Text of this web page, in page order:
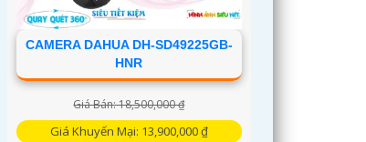
CAMERA DAHUA DH-SD49225GB-
HNR
Giá Bán: 18,500,000 ₫
Giá Khuyến Mại: 13,900,000 ₫